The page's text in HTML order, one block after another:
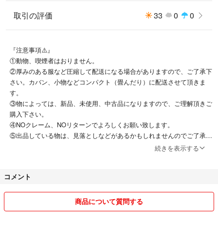
取引の評価 33 0 0
『注意事項⚠️』
①動物、喫煙者はおりません。
②厚みのある服など圧縮して配送になる場合がありますので、ご了承下
さい。カバン、小物などコンパクト（畳んだり）に配送させて頂きま
す。
③物によっては、新品、未使用、中古品になりますので、ご理解頂きご
購入下さい。
④NOクレーム、NOリターンでよろしくお願い致します。
⑤出品している物は、見落としなどがあるかもしれませんのでご了承下
⑦トラブル防止の為、キャンセル、専用出品、取り置き、商品発送後の
⑧畳んで保管していたので、シワになっている物もあります。
⑨商品が手元に受け取り次第、取引評価よろしくお願いします。
続きを表示する
コメント
商品について質問する